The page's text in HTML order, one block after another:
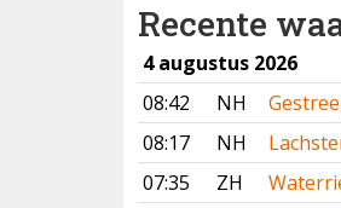
Recente
4 augustus 2026
08:42
NH
08:17
NH
07:35
ZH